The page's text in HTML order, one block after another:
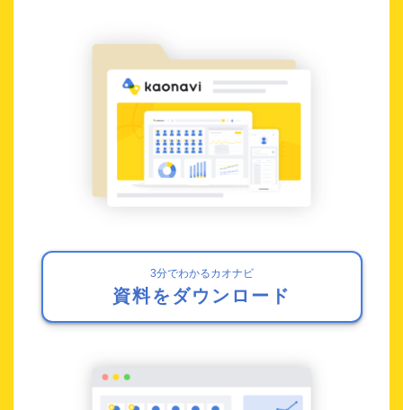
3分でわかるカオナビ
資料をダウンロード